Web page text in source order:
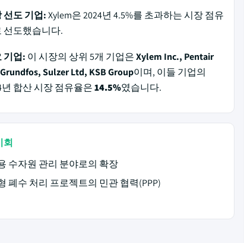
선도 기업:Xylem은 2024년 4.5%를 초과하는 시장 점유
선도했습니다.
기업: 이 시장의 상위 5개 기업은Xylem Inc., Pentair
Sulzer Ltd, KSB Group이며, 이들 기업의
년 합산 시장 점유율은14.5%였습니다.
회
수자원 관리 분야로의 확장
폐수 처리 프로젝트의 민관 협력(PPP)